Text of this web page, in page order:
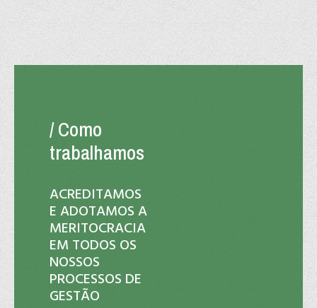
/ Como
trabalhamos
ACREDITAMOS
E ADOTAMOS A
MERITOCRACIA
EM TODOS OS
NOSSOS
PROCESSOS DE
GESTÃO